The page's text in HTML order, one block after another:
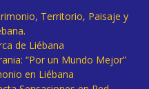
Territorio, Paisaje y
de Liébana
“Por un Mundo Mejor”
en Liébana